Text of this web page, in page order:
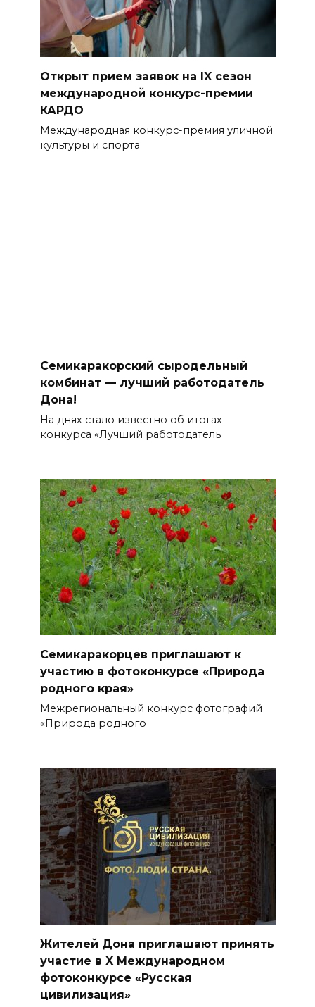
Открыт прием заявок на IX сезон
международной конкурс-премии
КАРДО
Международная конкурс-премия уличной
культуры и спорта
Семикаракорский сыродельный
комбинат — лучший работодатель
Дона!
На днях стало известно об итогах
конкурса «Лучший работодатель
Семикаракорцев приглашают к
участию в фотоконкурсе «Природа
родного края»
Межрегиональный конкурс фотографий
«Природа родного
Жителей Дона приглашают принять
участие в X Международном
фотоконкурсе «Русская
цивилизация»